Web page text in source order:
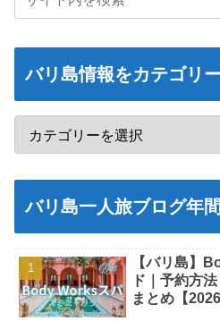
バリ島情報をカテゴリ
バリ島一人旅ブログ年
【バリ島】
ド｜予約方
まとめ【